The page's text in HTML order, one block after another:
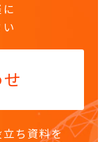
ち資料を